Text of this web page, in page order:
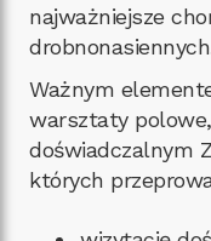
najważniejsze
Ważnym
warsztaty
doświadczalnym
których